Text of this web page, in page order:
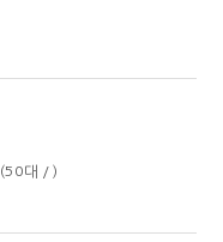
(50대 / )